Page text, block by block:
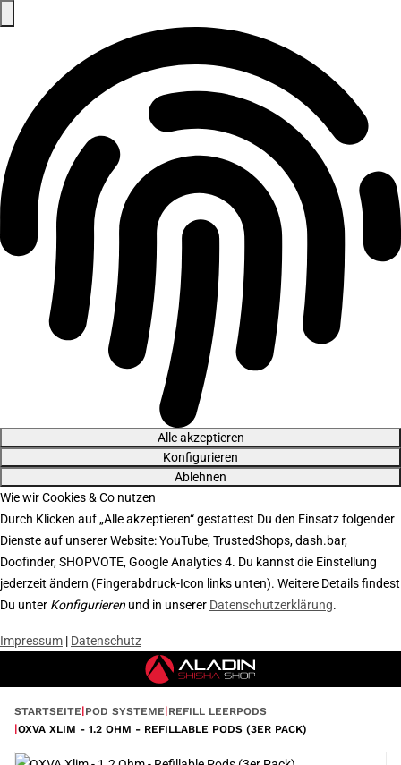
Alle akzeptieren
Konfigurieren
Ablehnen
Wie wir Cookies & Co nutzen
Durch Klicken auf „Alle akzeptieren“ gestattest Du den Einsatz folgender
Dienste auf unserer Website: YouTube, TrustedShops, dash.bar,
Doofinder, SHOPVOTE, Google Analytics 4. Du kannst die Einstellung
jederzeit ändern (Fingerabdruck-Icon links unten). Weitere Details findest
Du unter Konfigurieren und in unserer Datenschutzerklärung.
Impressum | Datenschutz
STARTSEITE POD SYSTEME REFILL LEERPODS
OXVA XLIM - 1.2 OHM - REFILLABLE PODS (3ER PACK)